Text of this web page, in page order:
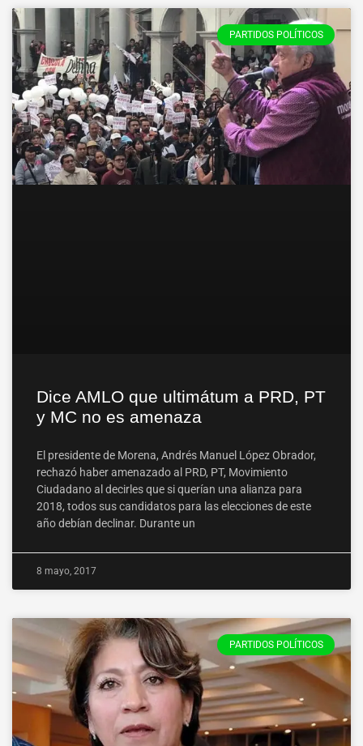
PARTIDOS POLÍTICOS
Dice AMLO que ultimátum a PRD, PT
y MC no es amenaza
El presidente de Morena, Andrés Manuel López Obrador,
rechazó haber amenazado al PRD, PT, Movimiento
Ciudadano al decirles que si querían una alianza para
2018, todos sus candidatos para las elecciones de este
año debían declinar. Durante un
8 mayo, 2017
PARTIDOS POLÍTICOS